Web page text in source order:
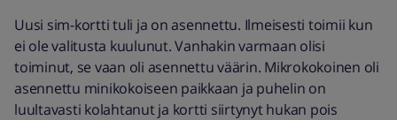
Uusi sim-kortti tuli ja on asennettu. Ilmeisesti toimii kun
ei ole valitusta kuulunut. Vanhakin varmaan olisi
toiminut, se vaan oli asennettu väärin. Mikrokokoinen oli
asennettu minikokoiseen paikkaan ja puhelin on
luultavasti kolahtanut ja kortti siirtynyt hukan pois